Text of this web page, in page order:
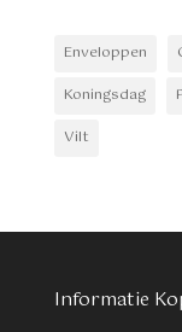
Enveloppen
Koningsdag
Vilt
Informatie